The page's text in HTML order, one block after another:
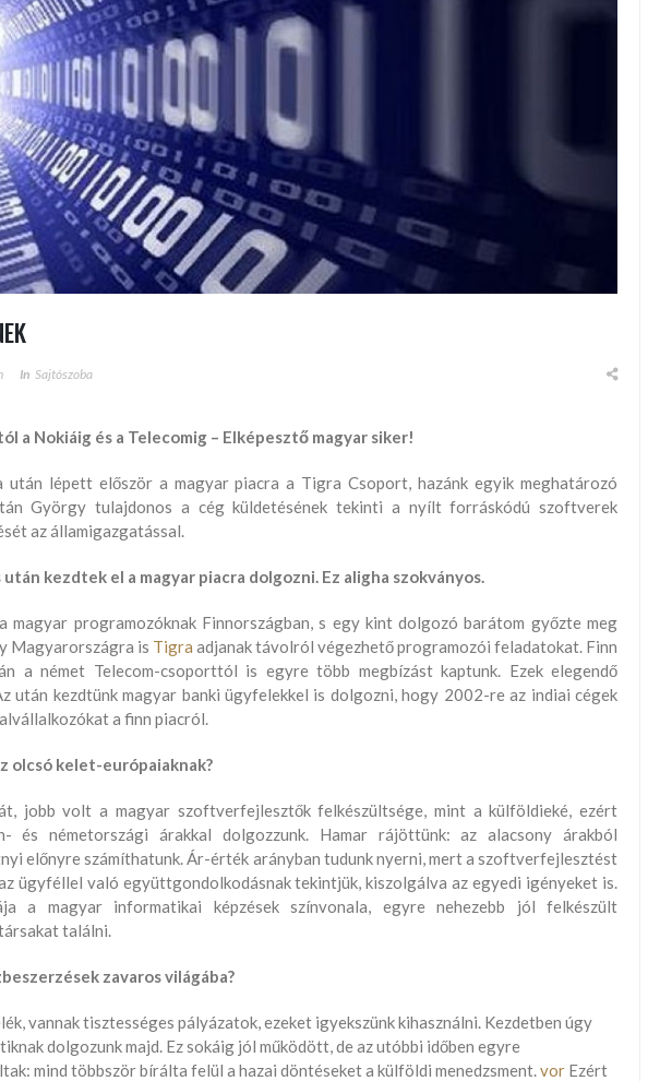
In Sajtószoba
a Nokiáig és a Telecomig – Elképesztő magyar siker!
után lépett először a magyar piacra a Tigra Csoport, hazánk egyik meghatározó
György tulajdonos a cég küldetésének tekinti a nyílt forráskódú szoftverek
az államigazgatással.
után kezdtek el a magyar piacra dolgozni. Ez aligha szokványos.
magyar programozóknak Finnországban, s egy kint dolgozó barátom győzte meg
Magyarországra is Tigra adjanak távolról végezhető programozói feladatokat. Finn
a német Telecom-csoporttól is egyre több megbízást kaptunk. Ezek elegendő
után kezdtünk magyar banki ügyfelekkel is dolgozni, hogy 2002-re az indiai cégek
a finn piacról.
olcsó kelet-európaiaknak?
jobb volt a magyar szoftverfejlesztők felkészültsége, mint a külföldieké, ezért
és németországi árakkal dolgozzunk. Hamar rájöttünk: az alacsony árakból
előnyre számíthatunk. Ár-érték arányban tudunk nyerni, mert a szoftverfejlesztést
ügyféllel való együttgondolkodásnak tekintjük, kiszolgálva az egyedi igényeket is.
a magyar informatikai képzések színvonala, egyre nehezebb jól felkészült
találni.
zavaros világába?
vannak tisztességes pályázatok, ezeket igyekszünk kihasználni. Kezdetben úgy
dolgozunk majd. Ez sokáig jól működött, de az utóbbi időben egyre
mind többször bírálta felül a hazai döntéseket a külföldi menedzsment.vor Ezért